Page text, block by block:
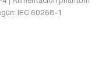
IEC 60268-1